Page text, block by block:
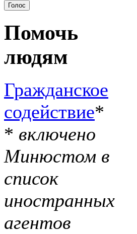
Помочь
людям
Гражданское
содействие*
* включено
Минюстом в
список
иностранных
агентов